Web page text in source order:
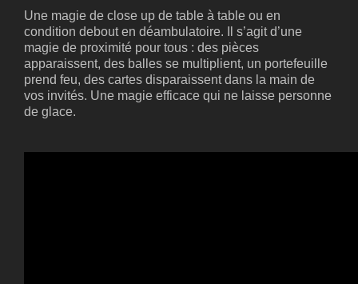
Une magie de close up de table à table ou en
condition debout en déambulatoire. Il s’agit d’une
magie de proximité pour tous : des pièces
apparaissent, des balles se multiplient, un portefeuille
prend feu, des cartes disparaissent dans la main de
vos invités. Une magie efficace qui ne laisse personne
de glace.